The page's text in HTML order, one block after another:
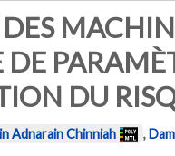
DES
DE
DU
Adnarain Chinniah ,